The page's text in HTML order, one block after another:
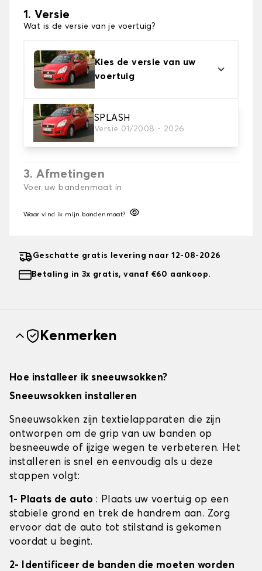
1. Versie
Wat is de versie van je voertuig?
Kies de versie van uw
voertuig
SPLASH
Versie 01/2008 - 2026
2. Sokken afwerken
Kies de juiste sneeuwsokken voor uw behoeftes
3. Afmetingen
Voer uw bandenmaat in
Waar vind ik mijn bandenmaat?
Geschatte gratis levering naar 12-08-2026
Betaling in 3x gratis, vanaf €60 aankoop.
Kenmerken
Hoe installeer ik sneeuwsokken?
Sneeuwsokken installeren
Sneeuwsokken zijn textielapparaten die zijn
ontworpen om de grip van uw banden op
besneeuwde of ijzige wegen te verbeteren. Het
installeren is snel en eenvoudig als u deze
stappen volgt:
1- Plaats de auto: Plaats uw voertuig op een
stabiele grond en trek de handrem aan. Zorg
ervoor dat de auto tot stilstand is gekomen
voordat u begint.
2- Identificeer de banden die moeten worden